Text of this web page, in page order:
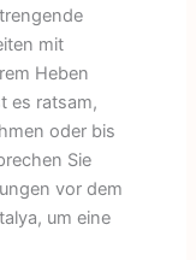
mit
Heben
es ratsam,
oder bis
Sie
vor dem
um eine